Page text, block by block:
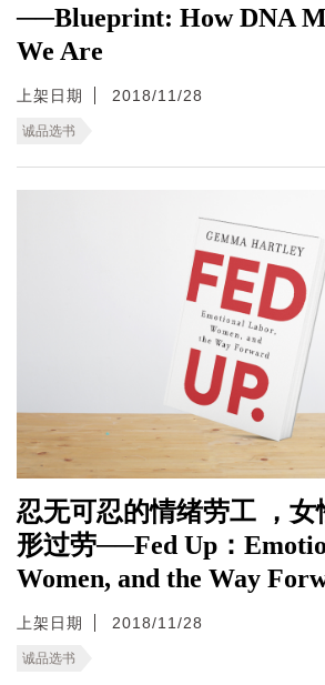
──Blueprint: How DNA
We Are
上架日期 2018/11/28
诚品选书
忍无可忍的情绪劳工 ，
形过劳──Fed Up：
Women, and the Way
上架日期 2018/11/28
诚品选书